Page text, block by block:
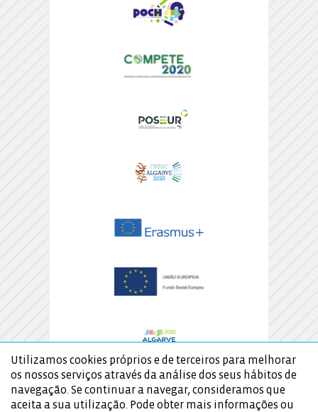
Utilizamos cookies próprios e de terceiros para melhorar
os nossos serviços através da análise dos seus hábitos de
navegação. Se continuar a navegar, consideramos que
aceita a sua utilização. Pode obter mais informações ou